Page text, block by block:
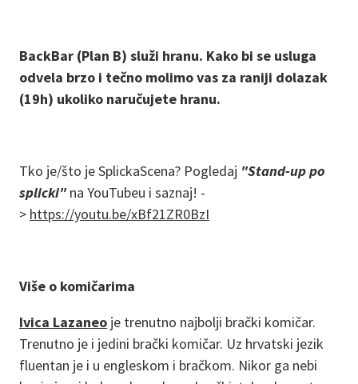
BackBar (Plan B) služi hranu. Kako bi se usluga
odvela brzo i tečno molimo vas za raniji dolazak
(19h) ukoliko naručujete hranu.
Tko je/što je SplickaScena? Pogledaj "Stand-up po
splicki"na YouTubeu i saznaj! -
> https://youtu.be/xBf21ZR0BzI
Više o komičarima
Ivica Lazaneo je trenutno najbolji brački komičar.
Trenutno je i jedini brački komičar. Uz hrvatski jezik
fluentan je i u engleskom i bračkom. Nikor ga nebi